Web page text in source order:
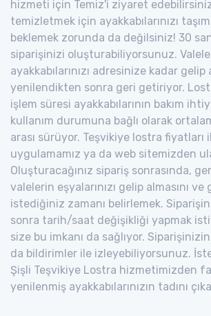
hizmeti için Temiz'i ziyaret
temizletmek için ayakkabılarınızı
beklemek zorunda da değilsiniz! 30
siparişinizi oluşturabiliyorsunuz.
ayakkabılarınızı adresinize kadar gelip
yenilendikten sonra geri getiriyor.
işlem süresi ayakkabılarının bakım
kullanım durumuna bağlı olarak
arası sürüyor. Teşvikiye lostra fiyatları
uygulamamız ya da web sitemizden
Oluşturacağınız sipariş sonrasında,
valelerin eşyalarınızı gelip almasını
istediğiniz zamanı belirlemek.
sonra tarih/saat değişikliği yapmak
size bu imkanı da sağlıyor.
da bildirimler ile izleyebiliyorsunuz.
Şişli Teşvikiye Lostra hizmetimizden
yenilenmiş ayakkabılarınızın tadını